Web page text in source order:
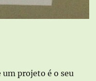
projeto é o seu